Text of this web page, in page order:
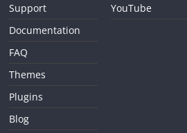
Support
Documentation
FAQ
Themes
Plugins
Blog
YouTube